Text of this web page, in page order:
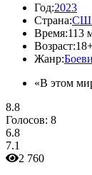
Год:2023
Страна:
Время:113
Возраст:
Жанр:
«В этом
8.8
Голосов: 8
6.8
7.1
2 760